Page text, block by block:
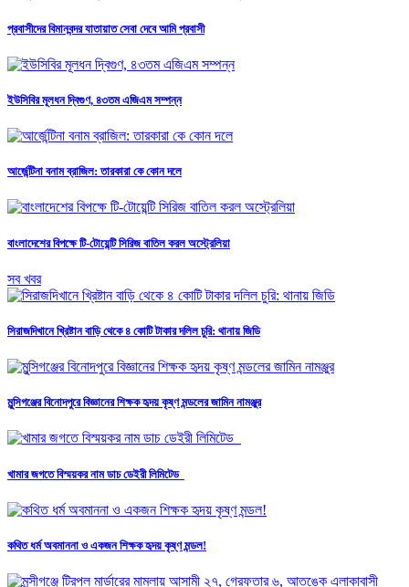
প্রবাসীদের বিমানবন্দর যাতায়াত সেবা দেবে আমি প্রবাসী
ইউসিবির মূলধন দ্বিগুণ, ৪৩তম এজিএম সম্পন্ন
আর্জেন্টিনা বনাম ব্রাজিল: তারকারা কে কোন দলে
বাংলাদেশের বিপক্ষে টি-টোয়েন্টি সিরিজ বাতিল করল অস্ট্রেলিয়া
সব খবর
সিরাজদিখানে খ্রিষ্টান বাড়ি থেকে ৪ কোটি টাকার দলিল চুরি: থানায় জিডি
মুন্সিগঞ্জের বিনোদপুরে বিজ্ঞানের শিক্ষক হৃদয় কৃষ্ণ মন্ডলের জামিন নামঞ্জুর
খামার জগতে বিস্ময়কর নাম ডাচ ডেইরী লিমিটেড
কথিত ধর্ম অবমাননা ও একজন শিক্ষক হৃদয় কৃষ্ণ মন্ডল!